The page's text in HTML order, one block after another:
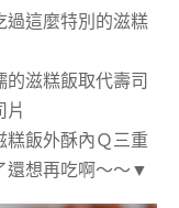
過這麼特別的滋糕
的滋糕飯取代壽司
片
糕飯外酥內Ｑ三重
還想再吃啊～～▼